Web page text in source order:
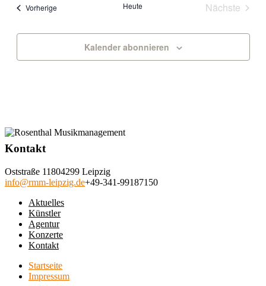
VorherigeVeranstaltungen Heute
Nächste
Kalender abonnieren
Kontakt
Oststraße 11804299 Leipzig
info@rmm-leipzig.de+49-341-99187150
Aktuelles
Künstler
Agentur
Konzerte
Kontakt
Startseite
Impressum